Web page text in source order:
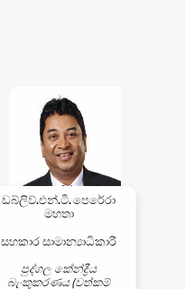
ඩබ්ලිව්.එන්.ටී. පෙරේරා
මහතා
සහකාර සාමාන්‍යාධිකාරී
පුද්ගල කේන්ද්‍රීය
බැංකුකරණය (වත්කම්